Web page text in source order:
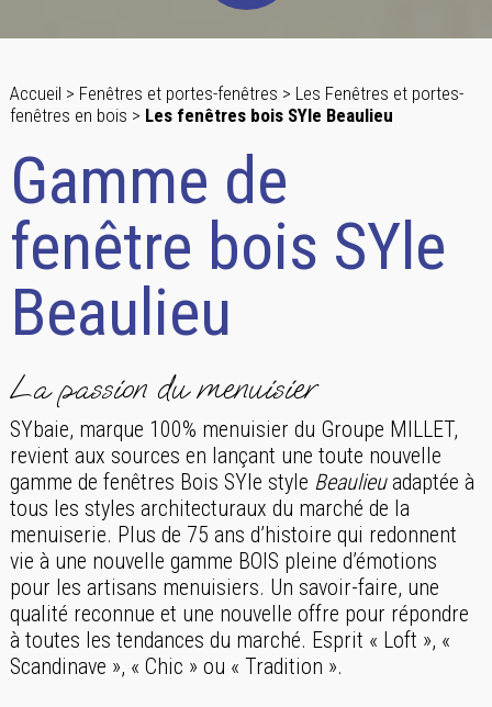
Accueil > Fenêtres et portes-fenêtres > Les Fenêtres et portes-
fenêtres en bois > Les fenêtres bois SYle Beaulieu
Gamme de
fenêtre bois SYle
Beaulieu
La passion du menuisier
SYbaie, marque 100% menuisier du Groupe MILLET,
revient aux sources en lançant une toute nouvelle
gamme de fenêtres Bois SYle style Beaulieuadaptée à
tous les styles architecturaux du marché de la
menuiserie. Plus de 75 ans d’histoire qui redonnent
vie à une nouvelle gamme BOIS pleine d’émotions
pour les artisans menuisiers. Un savoir-faire, une
qualité reconnue et une nouvelle offre pour répondre
à toutes les tendances du marché. Esprit « Loft », «
Scandinave », « Chic » ou « Tradition ».